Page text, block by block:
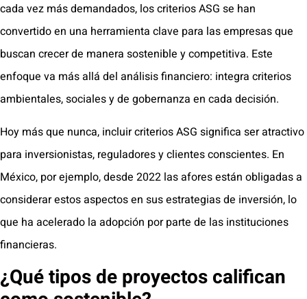
cada vez más demandados, los criterios ASG se han
convertido en una herramienta clave para las empresas que
buscan crecer de manera sostenible y competitiva. Este
enfoque va más allá del análisis financiero: integra criterios
ambientales, sociales y de gobernanza en cada decisión.
Hoy más que nunca, incluir criterios ASG significa ser atractivo
para inversionistas, reguladores y clientes conscientes. En
México, por ejemplo, desde 2022 las afores están obligadas a
considerar estos aspectos en sus estrategias de inversión, lo
que ha acelerado la adopción por parte de las instituciones
financieras.
¿Qué tipos de proyectos califican